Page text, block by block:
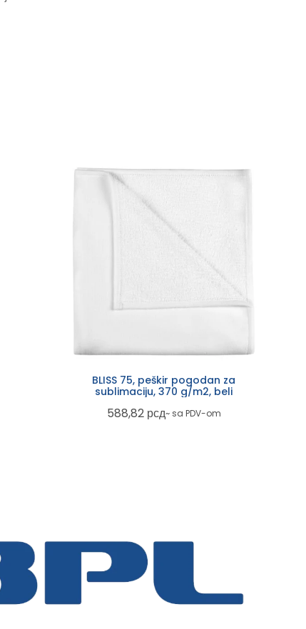
BLISS 75, peškir pogodan za
sublimaciju, 370 g/m2, beli
588,82 рсд~ sa PDV-om